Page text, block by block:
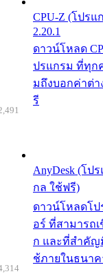
CPU-Z (โปรแ
2.20.1
ดาวน์โหลด
ปรแกรม ที่ทุก
มถึงบอกค่าต่า
รี
AnyDesk (โป
กล ใช้ฟรี)
ดาวน์โหลดโป
อร์ ที่สามารถ
ก และที่สำคัญ
ช้ภายในธนาค